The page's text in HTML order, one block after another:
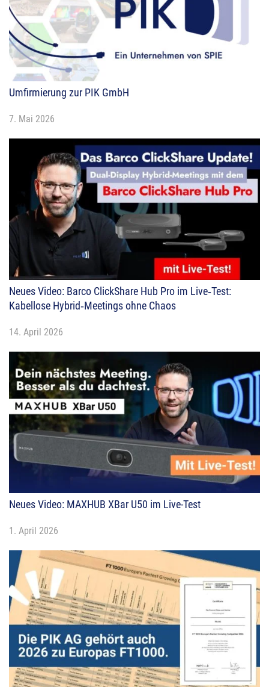
Umfirmierung zur PIK GmbH
7. Mai 2026
Neues Video: Barco ClickShare Hub Pro im Live‑Test:
Kabellose Hybrid‑Meetings ohne Chaos
14. April 2026
Neues Video: MAXHUB XBar U50 im Live-Test
1. April 2026